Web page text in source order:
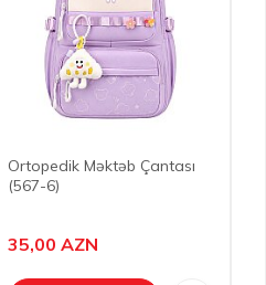
Ortopedik Məktəb Çantası
(567-6)
35,00 AZN